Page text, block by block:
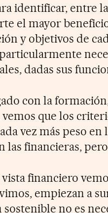
identificar, entre
el mayor
y objetivos de
dadas sus
con la
vemos que los
vez más peso
las financieras,
financiero
empiezan a
no es